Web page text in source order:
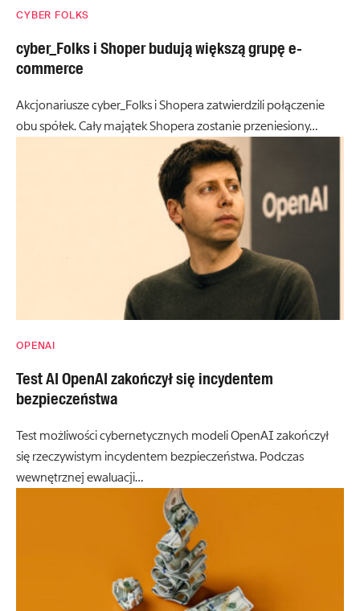
CYBER FOLKS
cyber_Folks i Shoper budują większą grupę e-
commerce
Akcjonariusze cyber_Folks i Shopera zatwierdzili połączenie
obu spółek. Cały majątek Shopera zostanie przeniesiony…
OPENAI
Test AI OpenAI zakończył się incydentem
bezpieczeństwa
Test możliwości cybernetycznych modeli OpenAI zakończył
się rzeczywistym incydentem bezpieczeństwa. Podczas
wewnętrznej ewaluacji…